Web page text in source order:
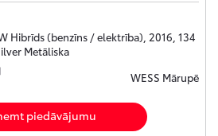
Hibrīds (benzīns / elektrība), 2016, 134
Metāliska
WESS Mārupē
piedāvājumu